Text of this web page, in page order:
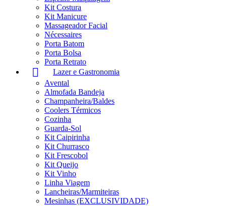
Kit Costura
Kit Manicure
Massageador Facial
Nécessaires
Porta Batom
Porta Bolsa
Porta Retrato
Lazer e Gastronomia
Avental
Almofada Bandeja
Champanheira/Baldes
Coolers Térmicos
Cozinha
Guarda-Sol
Kit Caipirinha
Kit Churrasco
Kit Frescobol
Kit Queijo
Kit Vinho
Linha Viagem
Lancheiras/Marmiteiras
Mesinhas (EXCLUSIVIDADE)